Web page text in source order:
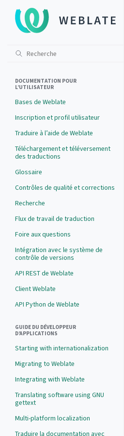
DOCUMENTATION POUR
L’UTILISATEUR
Bases de Weblate
Inscription et profil utilisateur
Traduire à l’aide de Weblate
Téléchargement et téléversement
des traductions
Glossaire
Contrôles de qualité et corrections
Recherche
Flux de travail de traduction
Foire aux questions
Intégration avec le système de
contrôle de versions
API REST de Weblate
Client Weblate
API Python de Weblate
GUIDE DU DÉVELOPPEUR
D’APPLICATIONS
Starting with internationalization
Migrating to Weblate
Integrating with Weblate
Translating software using GNU
gettext
Multi-platform localization
Traduire la documentation avec